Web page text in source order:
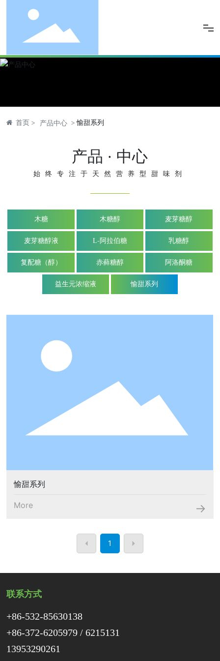
网站首页
产品中心
联系豫鑫
首页 产品中心 愉甜系列
产品 · 中心
始终专注于天然营养型甜味剂
木糖 木糖醇 麦芽糖醇
麦芽糖醇液 L-阿拉伯糖 乳糖醇
复配糖（醇） 赤藓糖醇 阿洛酮糖
益生元浓缩液 愉甜系列
愉甜系列
愉甜系列
More
1
联系方式
+86-532-85630138
+86-372-6205979 /6215131
13953290261